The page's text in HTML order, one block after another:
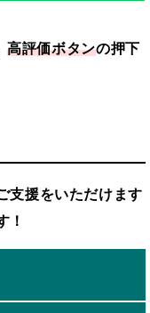
高評価ボタンの押下
支援をいただけます
！